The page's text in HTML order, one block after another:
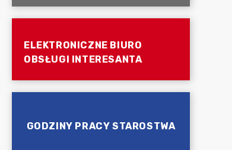
ELEKTRONICZNE BIURO
OBSŁUGI INTERESANTA
GODZINY PRACY STAROSTWA